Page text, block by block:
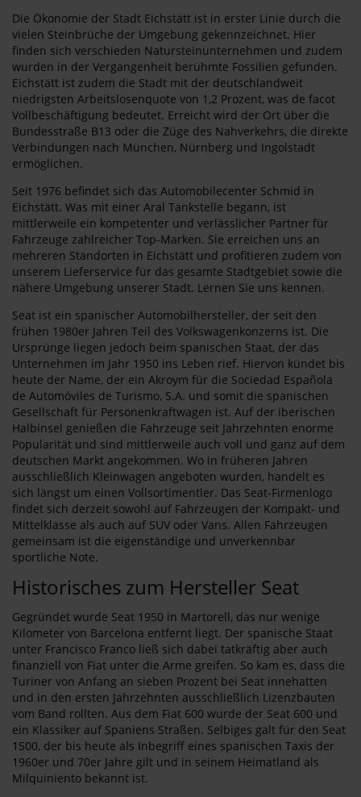
Die Ökonomie der Stadt Eichstätt ist in erster Linie durch die
vielen Steinbrüche der Umgebung gekennzeichnet. Hier
finden sich verschieden Natursteinunternehmen und zudem
wurden in der Vergangenheit berühmte Fossilien gefunden.
Eichstätt ist zudem die Stadt mit der deutschlandweit
niedrigsten Arbeitslosenquote von 1,2 Prozent, was de facot
Vollbeschäftigung bedeutet. Erreicht wird der Ort über die
Bundesstraße B13 oder die Züge des Nahverkehrs, die direkte
Verbindungen nach München, Nürnberg und Ingolstadt
ermöglichen.
Seit 1976 befindet sich das Automobilecenter Schmid in
Eichstätt. Was mit einer Aral Tankstelle begann, ist
mittlerweile ein kompetenter und verlässlicher Partner für
Fahrzeuge zahlreicher Top-Marken. Sie erreichen uns an
mehreren Standorten in Eichstätt und profitieren zudem von
unserem Lieferservice für das gesamte Stadtgebiet sowie die
nähere Umgebung unserer Stadt. Lernen Sie uns kennen.
Seat ist ein spanischer Automobilhersteller, der seit den
frühen 1980er Jahren Teil des Volkswagenkonzerns ist. Die
Ursprünge liegen jedoch beim spanischen Staat, der das
Unternehmen im Jahr 1950 ins Leben rief. Hiervon kündet bis
heute der Name, der ein Akroym für die Sociedad Española
de Automóviles de Turismo, S.A. und somit die spanischen
Gesellschaft für Personenkraftwagen ist. Auf der iberischen
Halbinsel genießen die Fahrzeuge seit Jahrzehnten enorme
Popularität und sind mittlerweile auch voll und ganz auf dem
deutschen Markt angekommen. Wo in früheren Jahren
ausschließlich Kleinwagen angeboten wurden, handelt es
sich längst um einen Vollsortimentler. Das Seat-Firmenlogo
findet sich derzeit sowohl auf Fahrzeugen der Kompakt- und
Mittelklasse als auch auf SUV oder Vans. Allen Fahrzeugen
gemeinsam ist die eigenständige und unverkennbar
sportliche Note.
Historisches zum Hersteller Seat
Gegründet wurde Seat 1950 in Martorell, das nur wenige
Kilometer von Barcelona entfernt liegt. Der spanische Staat
unter Francisco Franco ließ sich dabei tatkräftig aber auch
finanziell von Fiat unter die Arme greifen. So kam es, dass die
Turiner von Anfang an sieben Prozent bei Seat innehatten
und in den ersten Jahrzehnten ausschließlich Lizenzbauten
vom Band rollten. Aus dem Fiat 600 wurde der Seat 600 und
ein Klassiker auf Spaniens Straßen. Selbiges galt für den Seat
1500, der bis heute als Inbegriff eines spanischen Taxis der
1960er und 70er Jahre gilt und in seinem Heimatland als
Milquiniento bekannt ist.